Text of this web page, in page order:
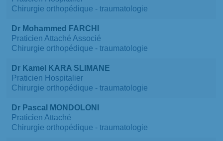
Chirurgie orthopédique - traumatologie
Dr Mohammed FARCHI
Praticien Attaché Associé
Chirurgie orthopédique - traumatologie
Dr Kamel KARA SLIMANE
Praticien Hospitalier
Chirurgie orthopédique - traumatologie
Dr Pascal MONDOLONI
Praticien Attaché
Chirurgie orthopédique - traumatologie